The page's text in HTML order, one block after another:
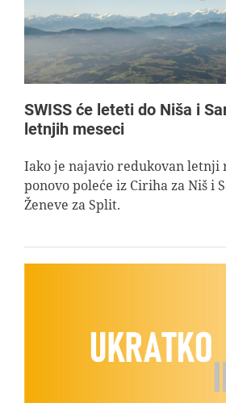
SWISS će leteti do Niša i
letnjih meseci
Iako je najavio redukovan letnji
ponovo poleće iz Ciriha za Niš i
Ženeve za Split.